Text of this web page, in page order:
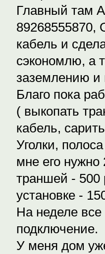
Главный там
89268555870,
кабель и
сэкономлю, а
заземлению и
Благо пока
( выкопать
кабель,
Уголки,
мне его нужно
траншей - 500
установке -
На неделе
подключение.
У меня дом